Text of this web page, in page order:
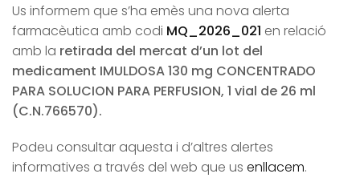
Us informem que s’ha emès una nova alerta
farmacèutica amb codi MQ_2026_021 en relació
amb la retirada del mercat d’un lot del
medicament IMULDOSA 130 mg CONCENTRADO
PARA SOLUCION PARA PERFUSION, 1 vial de 26 ml
(C.N.766570).
Podeu consultar aquesta i d’altres alertes
informatives a través del web que us enllacem.